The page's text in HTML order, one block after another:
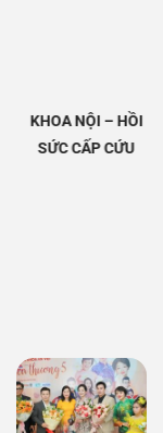
KHOA NỘI – HỒI
SỨC CẤP CỨU